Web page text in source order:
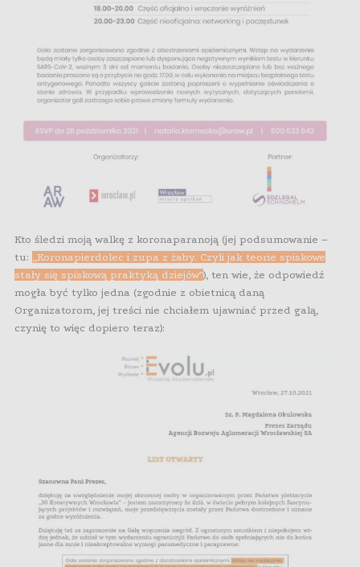
Kto śledzi moją walkę z koronaparanoją (jej podsumowanie –
tu:
„Koronapierdolec i zupa z żaby. Czyli jak teorie spiskowe
stały się spiskową praktyką dziejów”), ten wie, że odpowiedź
mogła być tylko jedna (zgodnie z obietnicą daną
Organizatorom, jej treści nie chciałem ujawniać przed galą,
czynię to więc dopiero teraz):